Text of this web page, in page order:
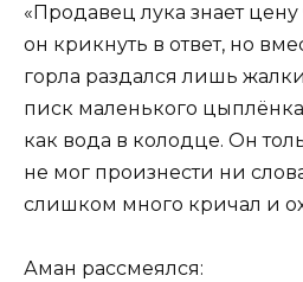
«Продавец лука знает цену
он крикнуть в ответ, но
горла раздался лишь
писк маленького
как вода в колодце. Он
не мог произнести ни
слишком много кричал и
Аман рассмеялся: